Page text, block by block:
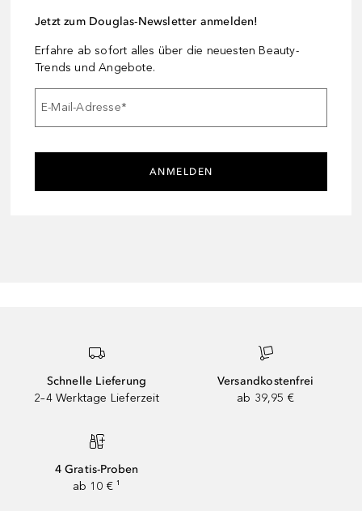
Jetzt zum Douglas-Newsletter anmelden!
Erfahre ab sofort alles über die neuesten Beauty-
Trends und Angebote.
E-Mail-Adresse*
ANMELDEN
Schnelle Lieferung
2–4 Werktage Lieferzeit
Versandkostenfrei
ab 39,95 €
4 Gratis-Proben
ab 10 € ¹